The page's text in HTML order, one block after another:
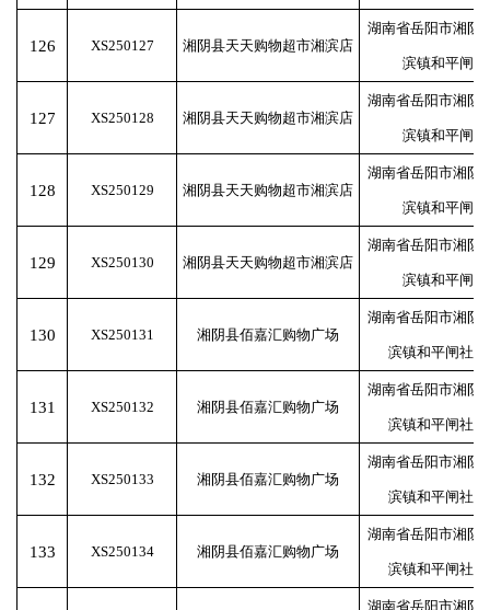
126 XS250127 湘阴县天天购物超市湘滨店
湖南省岳阳市湘阴
滨镇和平闸
127 XS250128 湘阴县天天购物超市湘滨店
湖南省岳阳市湘阴
滨镇和平闸
128 XS250129 湘阴县天天购物超市湘滨店
湖南省岳阳市湘阴
滨镇和平闸
129 XS250130 湘阴县天天购物超市湘滨店
湖南省岳阳市湘阴
滨镇和平闸
130 XS250131 湘阴县佰嘉汇购物广场
湖南省岳阳市湘阴
滨镇和平闸社区
131 XS250132 湘阴县佰嘉汇购物广场
湖南省岳阳市湘阴
滨镇和平闸社区
132 XS250133 湘阴县佰嘉汇购物广场
湖南省岳阳市湘阴
滨镇和平闸社区
133 XS250134 湘阴县佰嘉汇购物广场
湖南省岳阳市湘阴
滨镇和平闸社区
湖南省岳阳市湘阴